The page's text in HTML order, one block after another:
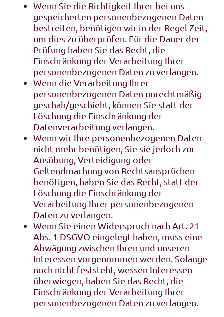
Wenn Sie die Richtigkeit Ihrer bei uns
gespeicherten personenbezogenen Daten
bestreiten, benötigen wir in der Regel Zeit,
um dies zu überprüfen. Für die Dauer der
Prüfung haben Sie das Recht, die
Einschränkung der Verarbeitung Ihrer
personenbezogenen Daten zu verlangen.
Wenn die Verarbeitung Ihrer
personenbezogenen Daten unrechtmäßig
geschah/geschieht, können Sie statt der
Löschung die Einschränkung der
Datenverarbeitung verlangen.
Wenn wir Ihre personenbezogenen Daten
nicht mehr benötigen, Sie sie jedoch zur
Ausübung, Verteidigung oder
Geltendmachung von Rechtsansprüchen
benötigen, haben Sie das Recht, statt der
Löschung die Einschränkung der
Verarbeitung Ihrer personenbezogenen
Daten zu verlangen.
Wenn Sie einen Widerspruch nach Art. 21
Abs. 1 DSGVO eingelegt haben, muss eine
Abwägung zwischen Ihren und unseren
Interessen vorgenommen werden. Solange
noch nicht feststeht, wessen Interessen
überwiegen, haben Sie das Recht, die
Einschränkung der Verarbeitung Ihrer
personenbezogenen Daten zu verlangen.